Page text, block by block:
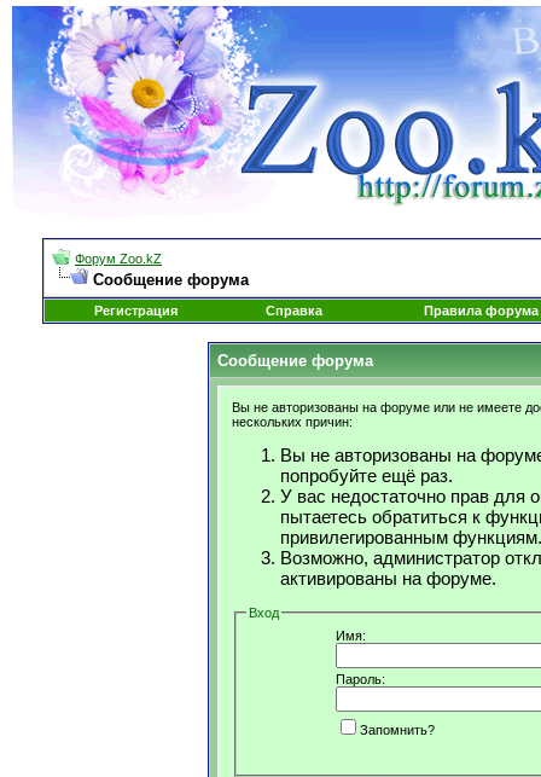
Форум Zoo.kZ
Сообщение форума
Регистрация Справка Правила форума
Сообщение форума
Вы не авторизованы на форуме или не имеете
нескольких причин:
Вы не авторизованы на
попробуйте ещё раз.
У вас недостаточно прав для
пытаетесь обратиться к
привилегированным функциям.
Возможно, администратор
активированы на форуме.
Вход
Имя:
Пароль:
Запомнить?